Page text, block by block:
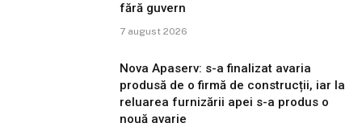
fără guvern
7 august 2026
Nova Apaserv: s-a finalizat avaria
produsă de o firmă de construcții, iar la
reluarea furnizării apei s-a produs o
nouă avarie